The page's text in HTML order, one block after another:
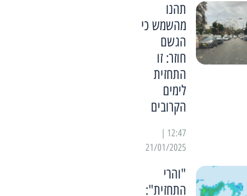
תהנו
מהשמש כי
הגשם
חוזר: זו
התחזית
לימים
הקרובים
21/01/2025
"והרי
התחזית":